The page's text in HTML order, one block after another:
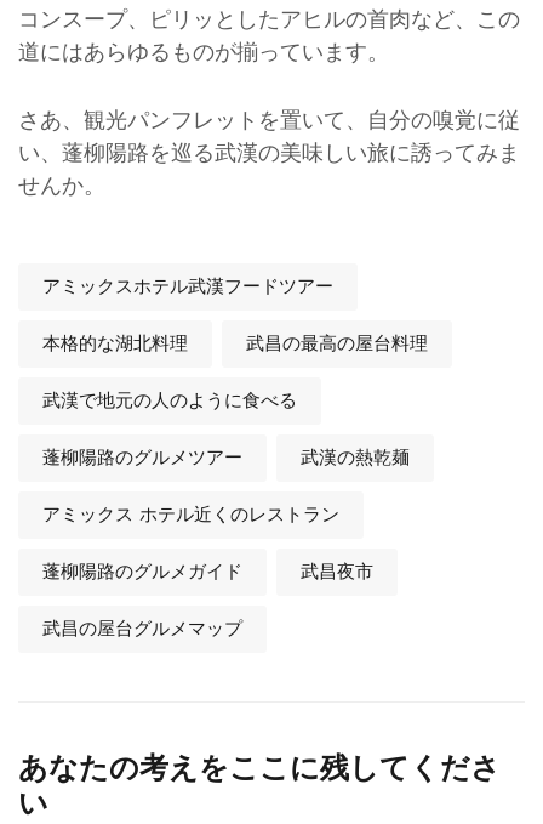
コンスープ、ピリッとしたアヒルの首肉など、この
道にはあらゆるものが揃っています。
さあ、観光パンフレットを置いて、自分の嗅覚に従
い、蓬柳陽路を巡る武漢の美味しい旅に誘ってみま
せんか。
アミックスホテル武漢フードツアー
本格的な湖北料理 武昌の最高の屋台料理
武漢で地元の人のように食べる
蓬柳陽路のグルメツアー 武漢の熱乾麺
アミックス ホテル近くのレストラン
蓬柳陽路のグルメガイド 武昌夜市
武昌の屋台グルメマップ
あなたの考えをここに残してくださ
い